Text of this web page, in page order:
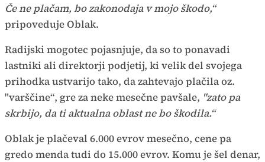
Če ne plačam, bo zakonodaja v mojo škodo,“
pripoveduje Oblak.
Radijski mogotec pojasnjuje, da so to ponavadi
lastniki ali direktorji podjetij, ki velik del svojega
prihodka ustvarijo tako, da zahtevajo plačila oz.
"varščine“, gre za neke mesečne pavšale, "zato pa
skrbijo, da ti aktualna oblast ne bo škodila.“
Oblak je plačeval 6.000 evrov mesečno, cene pa
gredo menda tudi do 15.000 evrov. Komu je šel denar,